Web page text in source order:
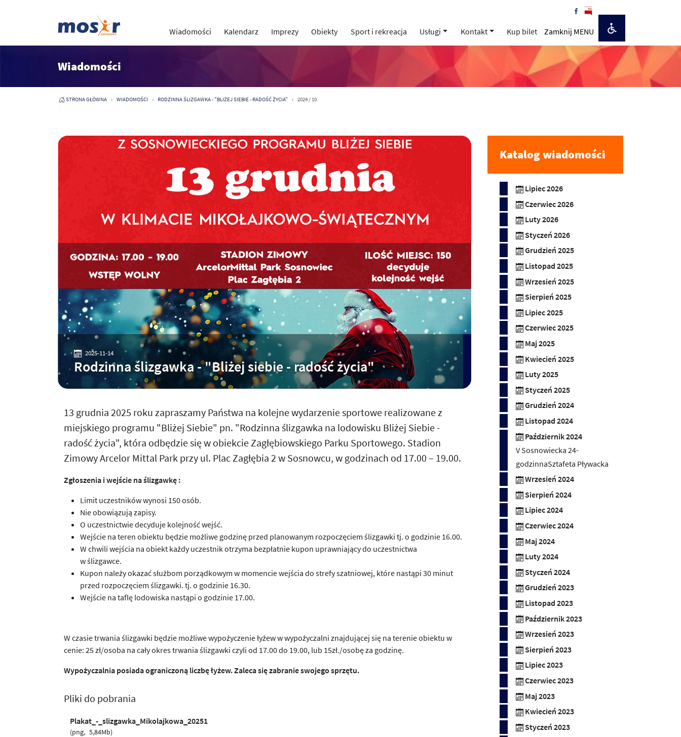
Wiadomości Kalendarz Imprezy Obiekty Sport i rekreacja Usługi Kontakt Kup bilet Zamknij MENU
Wiadomości
STRONA GŁÓWNA WIADOMOŚCI RODZINNA ŚLIZGAWKA - "BLIŻEJ SIEBIE - RADOŚĆ ŻYCIA" 2024 / 10
2025-11-14
Rodzinna ślizgawka - "Bliżej siebie - radość życia"
13 grudnia 2025 roku zapraszamy Państwa na kolejne wydarzenie sportowe realizowane z
miejskiego programu "Bliżej Siebie" pn. "Rodzinna ślizgawka na lodowisku Bliżej Siebie -
radość życia", która odbędzie się w obiekcie Zagłębiowskiego Parku Sportowego. Stadion
Zimowy Arcelor Mittal Park przy ul. Plac Zagłębia 2 w Sosnowcu, w godzinach od 17.00 – 19.00.
Zgłoszenia i wejście na ślizgawkę :
Limit uczestników wynosi 150 osób.
Nie obowiązują zapisy.
O uczestnictwie decyduje kolejność wejść.
Wejście na teren obiektu będzie możliwe godzinę przed planowanym rozpoczęciem ślizgawki tj. o godzinie 16.00.
W chwili wejścia na obiekt każdy uczestnik otrzyma bezpłatnie kupon uprawniający do uczestnictwa
w ślizgawce.
Kupon należy okazać służbom porządkowym w momencie wejścia do strefy szatniowej, które nastąpi 30 minut
przed rozpoczęciem ślizgawki. tj. o godzinie 16.30.
Wejście na taflę lodowiska nastąpi o godzinie 17.00.
W czasie trwania ślizgawki będzie możliwe wypożyczenie łyżew w wypożyczalni znajdującej się na terenie obiektu w
cenie: 25 zł/osoba na cały okres trwania ślizgawki czyli od 17.00 do 19.00, lub 15zł./osobę za godzinę.
Wypożyczalnia posiada ograniczoną liczbę łyżew. Zaleca się zabranie swojego sprzętu.
Pliki do pobrania
Plakat_-_slizgawka_Mikolajkowa_20251
png 5,84Mb
Katalog wiadomości
Lipiec 2026
Czerwiec 2026
Luty 2026
Styczeń 2026
Grudzień 2025
Listopad 2025
Wrzesień 2025
Sierpień 2025
Lipiec 2025
Czerwiec 2025
Maj 2025
Kwiecień 2025
Luty 2025
Styczeń 2025
Grudzień 2024
Listopad 2024
Październik 2024
V Sosnowiecka 24-
godzinnaSztafeta Pływacka
Wrzesień 2024
Sierpień 2024
Lipiec 2024
Czerwiec 2024
Maj 2024
Luty 2024
Styczeń 2024
Grudzień 2023
Listopad 2023
Październik 2023
Wrzesień 2023
Sierpień 2023
Lipiec 2023
Czerwiec 2023
Maj 2023
Kwiecień 2023
Styczeń 2023